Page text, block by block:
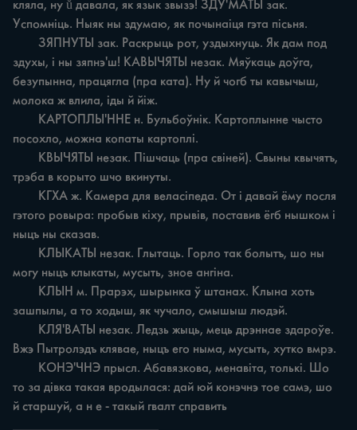
кляла, ну ŭ давала, як язык звызэ! ЗДУ'МАТЫ зак.
Успомніць. Ныяк ны здумаю, як почынаіця гэта пісьня.
здухы, i ны зяпнэ'ш! КАВЫЧЯТЫ незак. Мяўкаць доўга,
безупынна, працягла (пра ката). Ну й чогб ты кавычыш,
молока ж влила, іды й йіж.
посохло, можна копаты картоплі.
трэба в корыто шчо вкинуты.
гэтого ровыра: пробыв кіху, прывів, поставив ёгб нышком i
ныцъ ны сказав.
могу ныцъ клыкаты, мусыть, зное ангіна.
зашпылы, а то ходыш, як чучало, смышыш людэй.
Вжэ Пытролэдъ клявае, ныцъ его ныма, мусыть, хутко вмрэ.
то за дівка такая вродылася: дай юй конэчнэ тое самэ, шо
й старшуй, а н е - такый гвалт справить